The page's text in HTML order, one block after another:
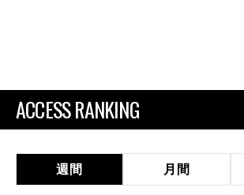
ACCESS RANKING
週間 月間